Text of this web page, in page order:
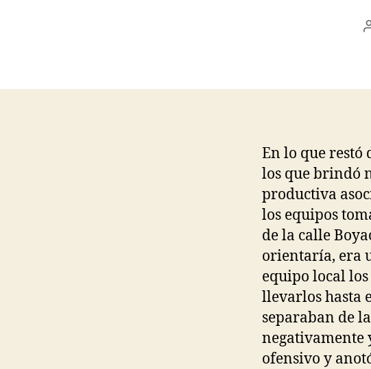
En lo que restó
los que brindó
productiva
los equipos
de la calle
orientaría, era
equipo local
llevarlos hasta
separaban de
negativamente
ofensivo y